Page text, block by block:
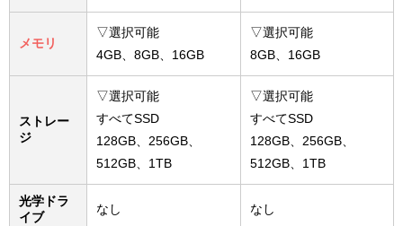
メモリ
▽選択可能
4GB、8GB、16GB
▽選択可能
8GB、16GB
ストレー
ジ
▽選択可能
すべてSSD
128GB、256GB、
512GB、1TB
▽選択可能
すべてSSD
128GB、256GB、
512GB、1TB
光学ドラ
イブ
なし なし